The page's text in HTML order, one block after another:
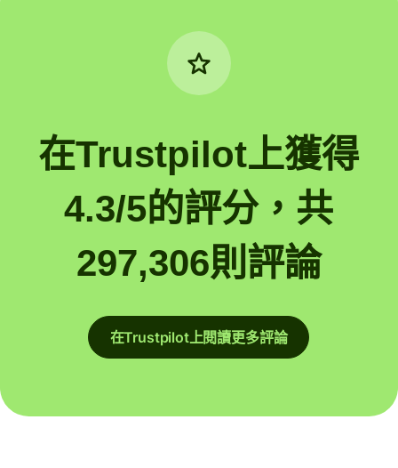
在Trustpilot上獲得
4.3/5的評分，共
297,306則評論
在Trustpilot上閱讀更多評論